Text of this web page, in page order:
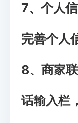
7、个人
完善个人
8、商家
话输入栏